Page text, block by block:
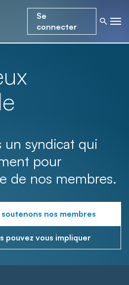
Se
connecter
un syndicat qui
pour
de nos membres.
nos membres
pouvez vous impliquer